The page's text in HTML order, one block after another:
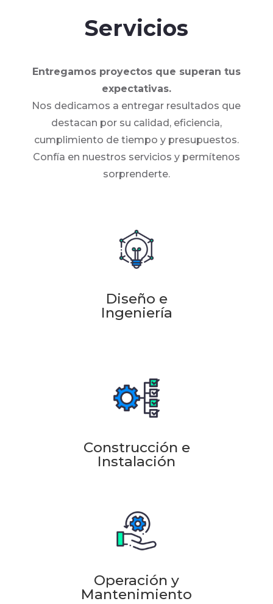
Servicios
Entregamos proyectos que superan tus
expectativas.
Nos dedicamos a entregar resultados que
destacan por su calidad, eficiencia,
cumplimiento de tiempo y presupuestos.
Confía en nuestros servicios y permítenos
sorprenderte.
Diseño e
Ingeniería
Construcción e
Instalación
Operación y
Mantenimiento